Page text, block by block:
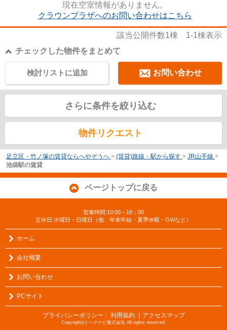
現在空室情報がありません。
クラウンプラザへのお問い合わせはこちら
該当公開件数1棟 1-1棟表示
チェックした物件をまとめて
お問い合わせ
検討リストに追加
さらに条件を絞り込む
物件リクエスト
足立区・竹ノ塚の賃貸ならへやぞうへ > (賃貸)路線・駅から探す > JR山手線 >
池袋駅の賃貸
ページトップに戻る
営業時間:10:00～18：00
定休日:水曜日・日曜日（他、年末年始・夏季休暇・GWなど）
ホーム
会社概要
お問い合わせ
PCサイト
プライバシーポリシー 利用規約 ｜アクセスマップ
Copyright(c) ヘヤナビ株式会社 All rights reserved.